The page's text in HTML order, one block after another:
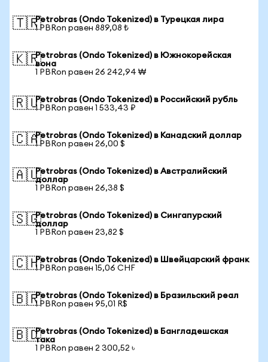
🇹🇷Petrobras (Ondo Tokenized) в Турецкая лира
1 PBRon равен 889,08 ₺
🇰🇷Petrobras (Ondo Tokenized) в Южнокорейская
вона
1 PBRon равен 26 242,94 ₩
🇷🇺Petrobras (Ondo Tokenized) в Российский рубль
1 PBRon равен 1 533,43 ₽
🇨🇦Petrobras (Ondo Tokenized) в Канадский доллар
1 PBRon равен 26,00 $
🇦🇺Petrobras (Ondo Tokenized) в Австралийский
доллар
1 PBRon равен 26,38 $
🇸🇬Petrobras (Ondo Tokenized) в Сингапурский
доллар
1 PBRon равен 23,82 $
🇨🇭Petrobras (Ondo Tokenized) в Швейцарский франк
1 PBRon равен 15,06 CHF
🇧🇷Petrobras (Ondo Tokenized) в Бразильский реал
1 PBRon равен 95,01 R$
🇧🇩Petrobras (Ondo Tokenized) в Бангладешская
така
1 PBRon равен 2 300,52 ৳